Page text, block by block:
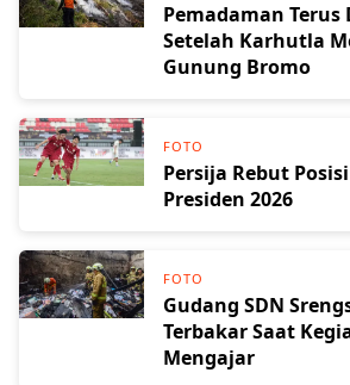
Pemadaman
Setelah Karhutla
Gunung Bromo
FOTO
Persija Rebut
Presiden 2026
FOTO
Gudang SDN
Terbakar Saat
Mengajar